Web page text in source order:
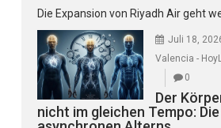
Die Expansion von Riyadh Air geht
Juli 18,
Valencia -
0
Der
nicht im gleichen Tempo: